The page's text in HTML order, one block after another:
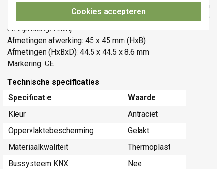
Cookies accepteren
Brandveiligheid De kunststofdelen van de centraalplaat zijn
zelfdovend (voldoen aan een gloeidraadproef van 650 °C)
en zijn halogeenvrij.
Afmetingen afwerking: 45 x 45 mm (HxB)
Afmetingen (HxBxD): 44.5 x 44.5 x 8.6 mm
Markering: CE
Technische specificaties
Specificatie
Waarde
Kleur
Antraciet
Oppervlaktebescherming
Gelakt
Materiaalkwaliteit
Thermoplast
Bussysteem KNX
Nee